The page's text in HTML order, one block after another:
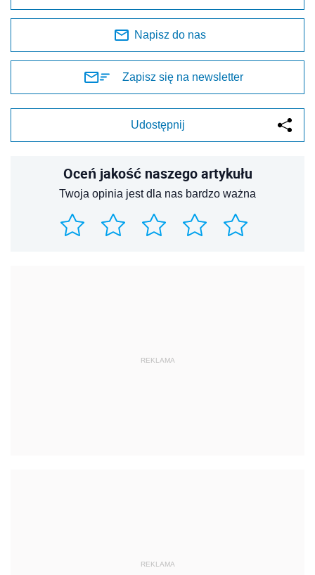
Napisz do nas
Zapisz się na newsletter
Udostępnij
Oceń jakość naszego artykułu
Twoja opinia jest dla nas bardzo ważna
REKLAMA
REKLAMA